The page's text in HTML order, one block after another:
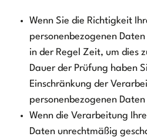
Wenn Sie die Richtigkeit
personenbezogenen
in der Regel Zeit, um dies
Dauer der Prüfung haben
Einschränkung der
personenbezogenen
Wenn die Verarbeitung
Daten unrechtmäßig